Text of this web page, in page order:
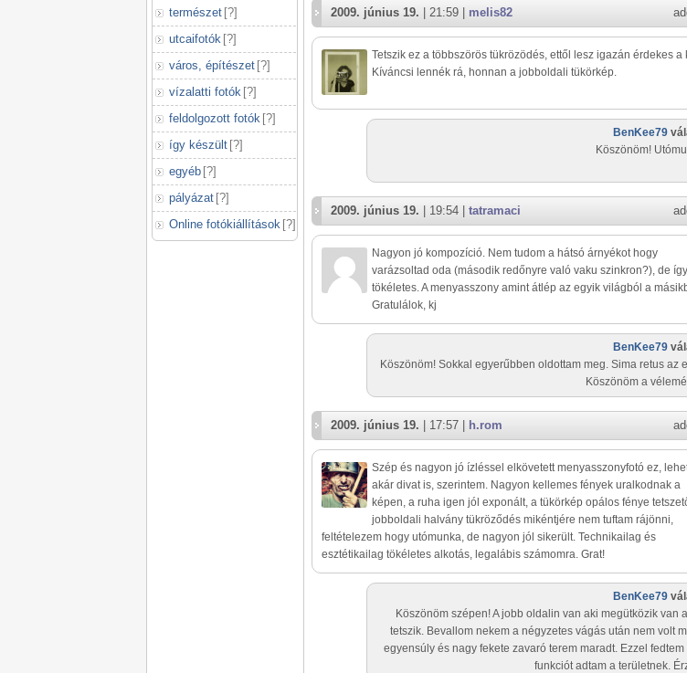
természet [?]
utcaifotók [?]
város, építészet [?]
vízalatti fotók [?]
feldolgozott fotók [?]
így készült [?]
egyéb [?]
pályázat [?]
Online fotókiállítások [?]
2009. június 19. | 21:59 | melis82
Tetszik ez a többszörös tükrözödés, ettől lesz igazán érdekes a
Kíváncsi lennék rá, honnan a jobboldali tükörkép.
BenKee79
Köszönöm!
2009. június 19. | 19:54 | tatramaci
Nagyon jó kompozíció. Nem tudom a hátsó árnyékot hogy
varázsoltad oda (második redőnyre való vaku szinkron?), de így
tökéletes. A menyasszony amint átlép az egyik világból a
Gratulálok, kj
BenKee79
Köszönöm! Sokkal egyerűbben oldottam meg. Sima retus az
Köszönöm a
2009. június 19. | 17:57 | h.rom
Szép és nagyon jó ízléssel elkövetett menyasszonyfotó ez,
akár divat is, szerintem. Nagyon kellemes fények uralkodnak a
képen, a ruha igen jól exponált, a tükörkép opálos fénye
jobboldali halvány tükröződés mikéntjére nem tuftam rájönni,
feltételezem hogy utómunka, de nagyon jól sikerült. Technikailag és
esztétikailag tökéletes alkotás, legalábis számomra. Grat!
BenKee79
Köszönöm szépen! A jobb oldalin van aki megütközik van
tetszik. Bevallom nekem a négyzetes vágás után nem volt
egyensúly és nagy fekete zavaró terem maradt. Ezzel fedtem
funkciót adtam a területnek.